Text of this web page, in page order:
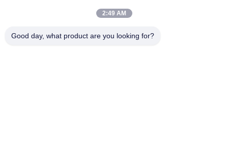
Alamat
2:49 AM
Good day, what product are you looking for?